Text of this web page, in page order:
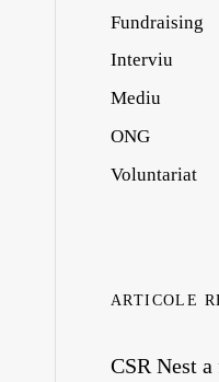
Fundraising
Interviu
Mediu
ONG
Voluntariat
ARTICOLE
CSR Nest